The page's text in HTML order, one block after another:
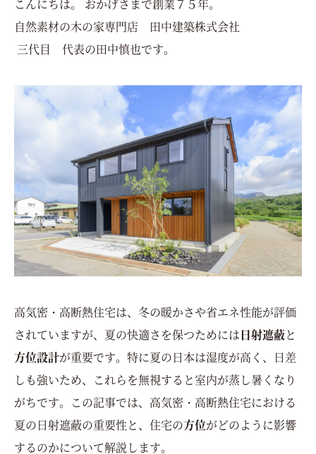
こんにちは。 おかげさまで創業７５年。
自然素材の木の家専門店 田中建築株式会社
三代目 代表の田中慎也です。
高気密・高断熱住宅は、冬の暖かさや省エネ性能が評価
されていますが、夏の快適さを保つためには日射遮蔽と
方位設計が重要です。特に夏の日本は湿度が高く、日差
しも強いため、これらを無視すると室内が蒸し暑くなり
がちです。この記事では、高気密・高断熱住宅における
夏の日射遮蔽の重要性と、住宅の方位がどのように影響
するのかについて解説します。